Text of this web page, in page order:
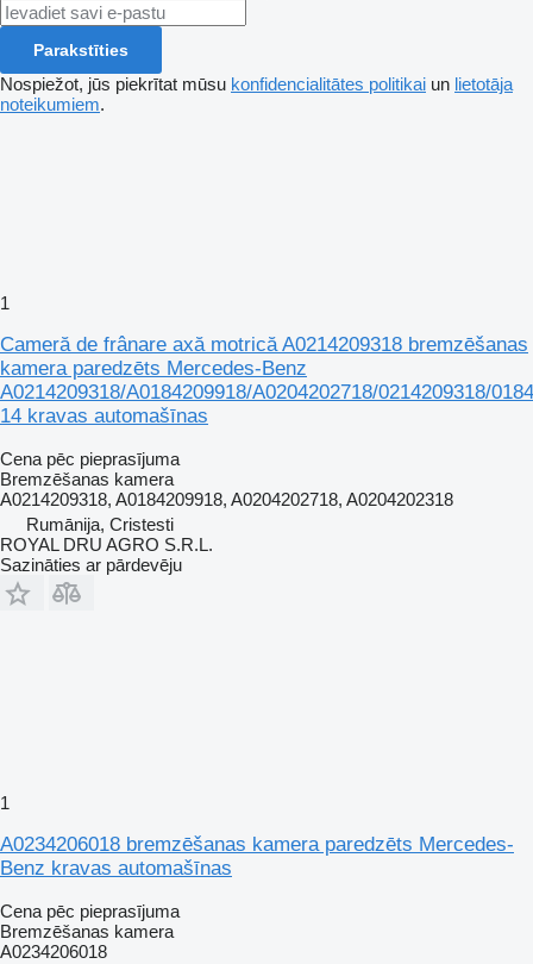
Parakstīties
Nospiežot, jūs piekrītat mūsu konfidencialitātes politikai un lietotāja
noteikumiem.
1
Cameră de frânare axă motrică A0214209318 bremzēšanas
kamera paredzēts Mercedes-Benz
A0214209318/A0184209918/A0204202718/0214209318/
14 kravas automašīnas
Cena pēc pieprasījuma
Bremzēšanas kamera
A0214209318, A0184209918, A0204202718, A0204202318
Rumānija, Cristesti
ROYAL DRU AGRO S.R.L.
Sazināties ar pārdevēju
1
A0234206018 bremzēšanas kamera paredzēts Mercedes-
Benz kravas automašīnas
Cena pēc pieprasījuma
Bremzēšanas kamera
A0234206018